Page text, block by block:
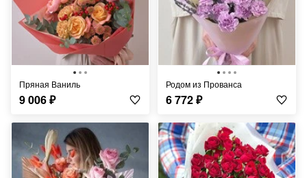
Пряная Ваниль
9 006₽
Родом из Прованса
6 772₽